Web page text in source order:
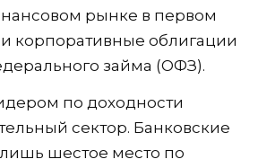
рынке в первом
корпоративные облигации
займа (ОФЗ).
по доходности
сектор. Банковские
шестое место по